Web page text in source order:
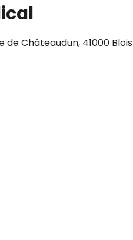
de Châteaudun, 41000 Blois